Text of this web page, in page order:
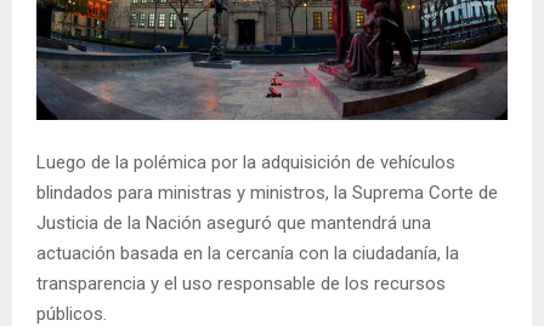
Luego de la polémica por la adquisición de vehículos
blindados para ministras y ministros, la Suprema Corte de
Justicia de la Nación aseguró que mantendrá una
actuación basada en la cercanía con la ciudadanía, la
transparencia y el uso responsable de los recursos
públicos.